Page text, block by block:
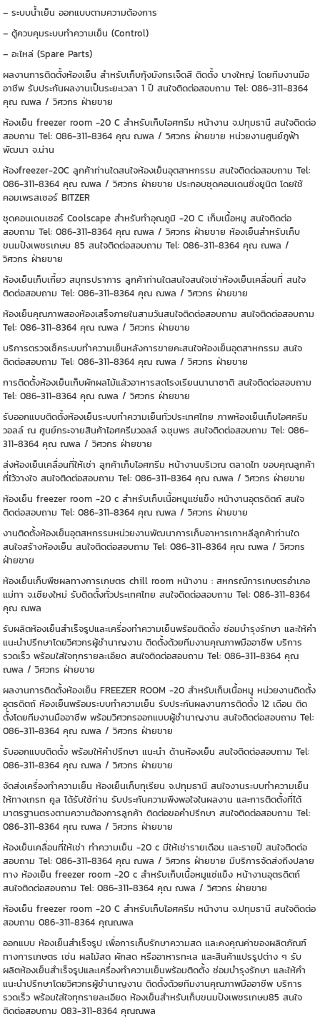
– ระบบน้ำเย็น ออกแบบตามความต้องการ
– ตู้ควบคุมระบบทำความเย็น (Control)
– อะไหล่ (Spare Parts)
ผลงานการติดตั้งห้องเย็น สำหรับเก็บกุ้งมังกรเจ็ดสี ติดตั้ง บางใหญ่ โดยทีมงานมือ
อาชีพ รับประกันผลงานเป็นระยะเวลา 1 ปี สนใจติดต่อสอบถาม Tel: 086-311-8364
คุณ ณพล / วิศวกร ฝ่ายขาย
ห้องเย็น freezer room -20 C สำหรับเก็บไอศกรีม หน้างาน จ.ปทุมธานี สนใจติดต่อ
สอบถาม Tel: 086-311-8364 คุณ ณพล / วิศวกร ฝ่ายขาย หน่วยงานศูนย์ภูฟ้า
พัฒนา จ.น่าน
ห้องfreezer-20C ลูกค้าท่านใดสนใจห้องเย็นอุตสาหกรรม สนใจติดต่อสอบถาม Tel:
086-311-8364 คุณ ณพล / วิศวกร ฝ่ายขาย ประกอบชุดคอนเดนชิ่งยูนิต โดยใช้
คอมเพรสเซอร์ BITZER
ชุดคอนเดนเซอร์ Coolscape สำหรับทำอุณภูมิ -20 C เก็บเนื้อหมู สนใจติดต่อ
สอบถาม Tel: 086-311-8364 คุณ ณพล / วิศวกร ฝ่ายขาย ห้องเย็นสำหรับเก็บ
ขนมปังเพชรเกษม 85 สนใจติดต่อสอบถาม Tel: 086-311-8364 คุณ ณพล /
วิศวกร ฝ่ายขาย
ห้องเย็นเก็บเกี้ยว สมุทรปราการ ลูกค้าท่านใดสนใจสนใจเช่าห้องเย็นเคลื่อนที่ สนใจ
ติดต่อสอบถาม Tel: 086-311-8364 คุณ ณพล / วิศวกร ฝ่ายขาย
ห้องเย็นคุณภาพสองห้องเสร็จภายในสามวันสนใจติดต่อสอบถาม สนใจติดต่อสอบถาม
Tel: 086-311-8364 คุณ ณพล / วิศวกร ฝ่ายขาย
บริการตรวจเช็คระบบทำความเย็นหลังการขายคะสนใจห้องเย็นอุตสาหกรรม สนใจ
ติดต่อสอบถาม Tel: 086-311-8364 คุณ ณพล / วิศวกร ฝ่ายขาย
การติดตั้งห้องเย็นเก็บผักผลไม้แล้วอาหารสดโรงเรียนนานาชาติ สนใจติดต่อสอบถาม
Tel: 086-311-8364 คุณ ณพล / วิศวกร ฝ่ายขาย
รับออกแบบติดตั้งห้องเย็นระบบทำความเย็นทั่วประเทศไทย ภาพห้องเย็นเก็บไอศครีม
วอลล์ ณ ศูนย์กระจายสินค้าไอศครีมวอลล์ จ.ชุมพร สนใจติดต่อสอบถาม Tel: 086-
311-8364 คุณ ณพล / วิศวกร ฝ่ายขาย
ส่งห้องเย็นเคลื่อนที่ให้เช่า ลูกค้าเก็บไอศกรีม หน้างานบริเวณ ตลาดไท ขอบคุณลูกค้า
ที่ไว้วางใจ สนใจติดต่อสอบถาม Tel: 086-311-8364 คุณ ณพล / วิศวกร ฝ่ายขาย
ห้องเย็น freezer room -20 c สำหรับเก็บเนื้อหมูแช่แข็ง หน้างานอุตรดิตถ์ สนใจ
ติดต่อสอบถาม Tel: 086-311-8364 คุณ ณพล / วิศวกร ฝ่ายขาย
งานติดตั้งห้องเย็นอุตสหกรรมหน่วยงานพัฒนาการเก็บอาหารเกาหลีลูกค้าท่านใด
สนใจสร้างห้องเย็น สนใจติดต่อสอบถาม Tel: 086-311-8364 คุณ ณพล / วิศวกร
ฝ่ายขาย
ห้องเย็นเก็บพืชผลทางการเกษตร chill room หน้างาน : สหกรณ์การเกษตรอำเภอ
แม่ทา จ.เชียงใหม่ รับติดตั้งทั่วประเทศไทย สนใจติดต่อสอบถาม Tel: 086-311-8364
คุณ ณพล
รับผลิตห้องเย็นสำเร็จรูปและเครื่องทำความเย็นพร้อมติดตั้ง ซ่อมบำรุงรักษา และให้คำ
แนะนำปรึกษาโดยวิศวกรผู้ชำนาญงาน ติดตั้งด้วยทีมงานคุณภาพมืออาชีพ บริการ
รวดเร็ว พร้อมใส่ใจทุกรายละเอียด สนใจติดต่อสอบถาม Tel: 086-311-8364 คุณ
ณพล / วิศวกร ฝ่ายขาย
ผลงานการติดตั้งห้องเย็น FREEZER ROOM -20 สำหรับเก็บเนื้อหมู หน่วยงานติดตั้ง
อุตรดิตถ์ ห้องเย็นพร้อมระบบทำความเย็น รับประกันผลงานการติดตั้ง 12 เดือน ติด
ตั้งโดยทีมงานมืออาชีพ พร้อมวิศวกรออกแบบผู้ชำนาญงาน สนใจติดต่อสอบถาม Tel:
086-311-8364 คุณ ณพล / วิศวกร ฝ่ายขาย
รับออกแบบติดตั้ง พร้อมให้คำปรึกษา แนะนำ ด้านห้องเย็น สนใจติดต่อสอบถาม Tel:
086-311-8364 คุณ ณพล / วิศวกร ฝ่ายขาย
จัดส่งเครื่องทำความเย็น ห้องเย็นเก็บทุเรียน จ.ปทุมธานี สนใจงานระบบทำความเย็น
ให้ทางเกรท คูล ได้รับใช้ท่าน รับประกันความพึงพอใจในผลงาน และการติดตั้งที่ได้
มาตรฐานตรงตามความต้องการลูกค้า ติดต่อขอคำปรึกษา สนใจติดต่อสอบถาม Tel:
086-311-8364 คุณ ณพล / วิศวกร ฝ่ายขาย
ห้องเย็นเคลื่อนที่ให้เช่า ทำความเย็น -20 c มีให้เช่ารายเดือน และรายปี สนใจติดต่อ
สอบถาม Tel: 086-311-8364 คุณ ณพล / วิศวกร ฝ่ายขาย มีบริการจัดส่งถึงปลาย
ทาง ห้องเย็น freezer room -20 c สำหรับเก็บเนื้อหมูแช่แข็ง หน้างานอุตรดิตถ์
สนใจติดต่อสอบถาม Tel: 086-311-8364 คุณ ณพล / วิศวกร ฝ่ายขาย
ห้องเย็น freezer room -20 C สำหรับเก็บไอศครีม หน้างาน จ.ปทุมธานี สนใจติดต่อ
สอบถาม 086-311-8364 คุณณพล
ออกแบบ ห้องเย็นสำเร็จรูป เพื่อการเก็บรักษาความสด และคงคุณค่าของผลิตภัณฑ์
ทางการเกษตร เช่น ผลไม้สด ผักสด หรืออาหารทะเล และสินค้าแปรรูปต่าง ๆ รับ
ผลิตห้องเย็นสำเร็จรูปและเครื่องทำความเย็นพร้อมติดตั้ง ซ่อมบำรุงรักษา และให้คำ
แนะนำปรึกษาโดยวิศวกรผู้ชำนาญงาน ติดตั้งด้วยทีมงานคุณภาพมืออาชีพ บริการ
รวดเร็ว พร้อมใส่ใจทุกรายละเอียด ห้องเย็นสำหรับเก็บขนมปังเพชรเกษม85 สนใจ
ติดต่อสอบถาม 083-311-8364 คุณณพล